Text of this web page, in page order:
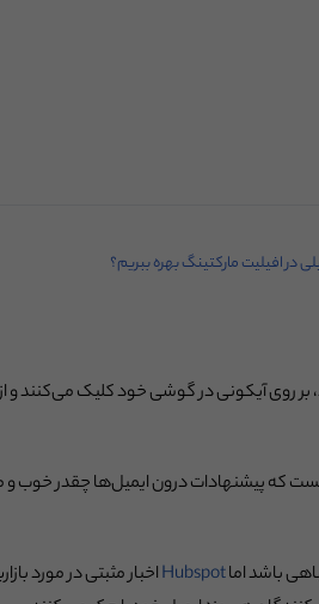
در افیلیت مارکتینگ بهره ببریم؟
روی آیکونی در گوشی خود کلیک می‌کنند و
نشدند. مهم نیست که پیشنهادات درون ایمیل‌ها
باشد اماHubspot